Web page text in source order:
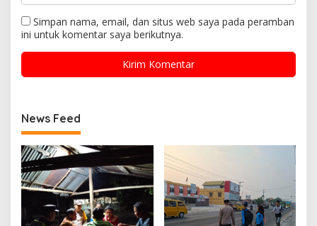
Simpan nama, email, dan situs web saya pada peramban
ini untuk komentar saya berikutnya.
News Feed